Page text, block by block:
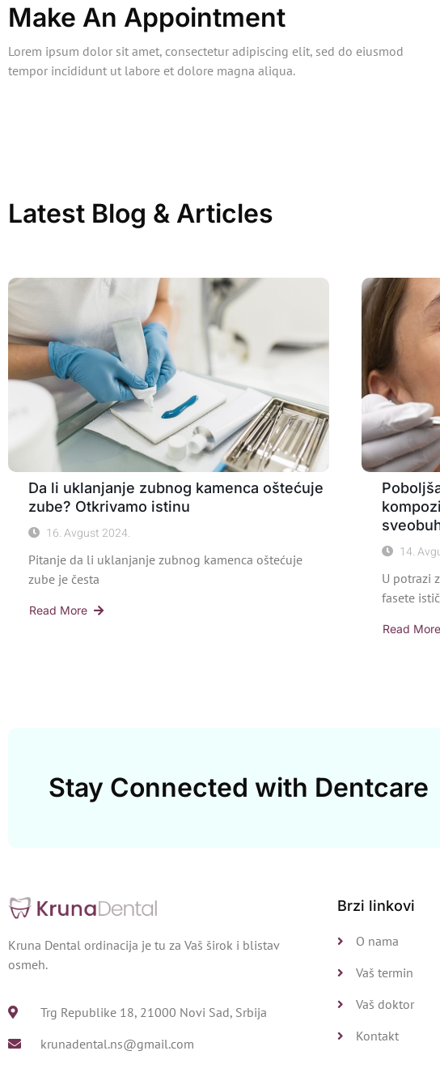
Make An Appointment
Lorem ipsum dolor sit amet, consectetur adipiscing elit, sed do eiusmod
tempor incididunt ut labore et dolore magna aliqua.
Latest Blog & Articles
Da li uklanjanje zubnog kamenca oštećuje
zube? Otkrivamo istinu
16. Avgust 2024.
Pitanje da li uklanjanje zubnog kamenca oštećuje
zube je česta
Read More
14.
U potrazi
fasete
Read More
Stay Connected with Dentcare
Kruna Dental ordinacija je tu za Vaš širok i blistav
osmeh.
Trg Republike 18, 21000 Novi Sad, Srbija
krunadental.ns@gmail.com
Brzi linkovi
O nama
Vaš termin
Vaš doktor
Kontakt